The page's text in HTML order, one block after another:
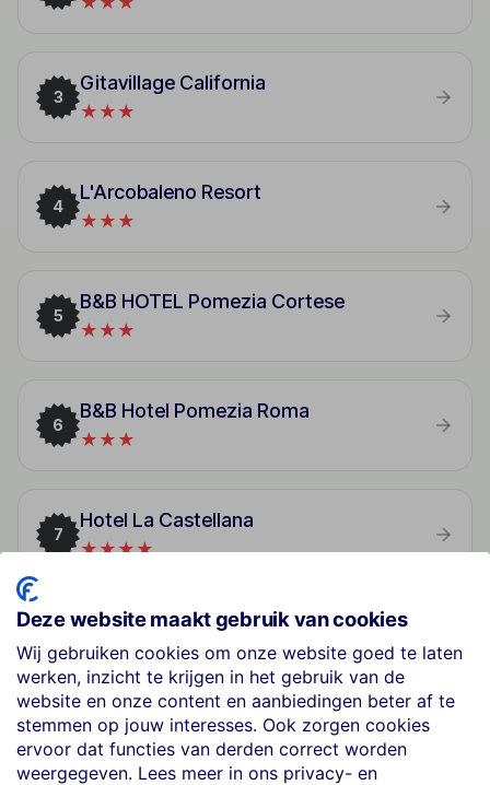
3
Gitavillage California
★★★
4
L'Arcobaleno Resort
★★★
5
B&B HOTEL Pomezia Cortese
★★★
6
B&B Hotel Pomezia Roma
★★★
7
Hotel La Castellana
★★★★
Hotel Club San Diego
★★★
9
Hotel Mediterraneo
★★★
Deze website maakt gebruik van cookies
Wij gebruiken cookies om onze website goed te laten
werken, inzicht te krijgen in het gebruik van de
website en onze content en aanbiedingen beter af te
stemmen op jouw interesses. Ook zorgen cookies
ervoor dat functies van derden correct worden
weergegeven. Lees meer in ons privacy- en